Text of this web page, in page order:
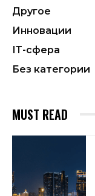
Другое
Инновации
ІТ-сфера
Без категории
MUST READ